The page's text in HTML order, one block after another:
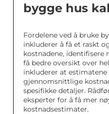
bygge hus
Fordelene ved å bruke
inkluderer å få et raskt
kostnadene,
få bedre oversikt over
inkluderer at estimatene
gjennomsnittlige
spesifikke detaljer.
eksperter for å få mer
kostnadsestimater.